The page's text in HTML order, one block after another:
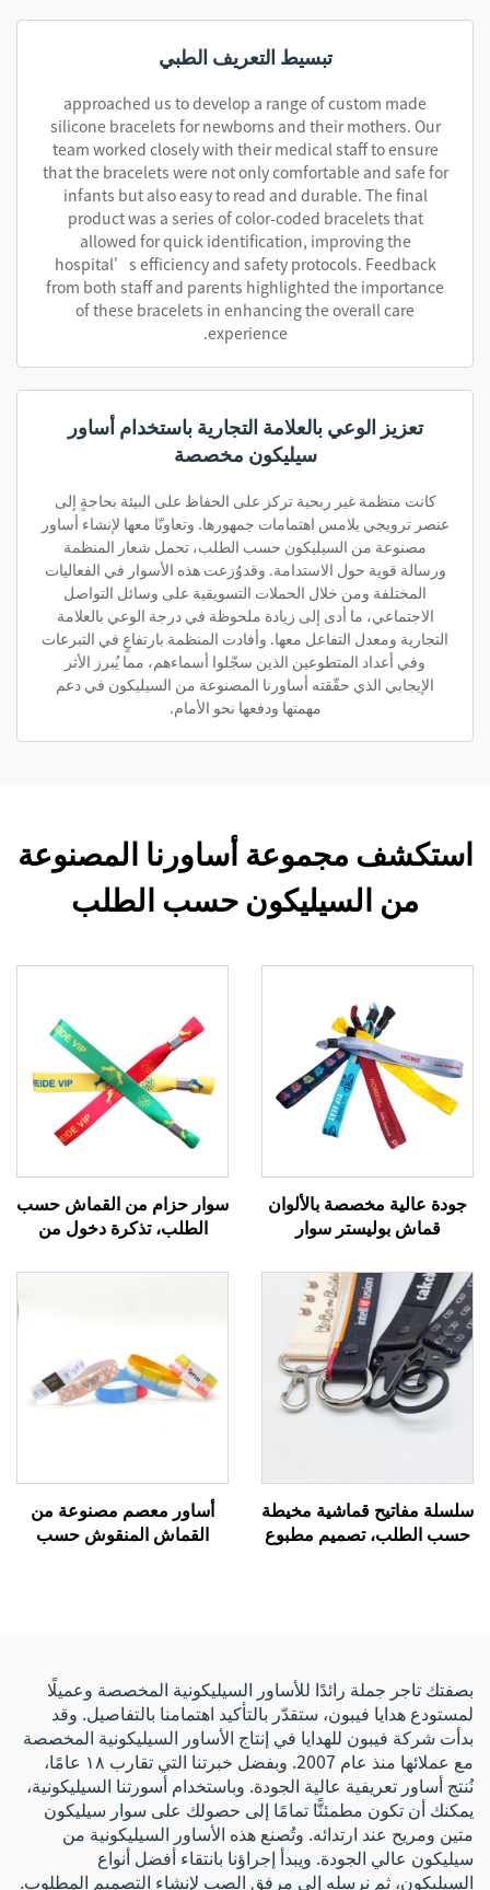
تبسيط التعريف الطبي
approached us to develop a range of custom made
silicone bracelets for newborns and their mothers. Our
team worked closely with their medical staff to ensure
that the bracelets were not only comfortable and safe for
infants but also easy to read and durable. The final
product was a series of color-coded bracelets that
allowed for quick identification, improving the
hospital’s efficiency and safety protocols. Feedback
from both staff and parents highlighted the importance
of these bracelets in enhancing the overall care
experience.
تعزيز الوعي بالعلامة التجارية باستخدام أساور
سيليكون مخصصة
كانت منظمة غير ربحية تركز على الحفاظ على البيئة بحاجةٍ إلى
عنصر ترويجي يلامس اهتمامات جمهورها. وتعاونّا معها لإنشاء أساور
مصنوعة من السيليكون حسب الطلب، تحمل شعار المنظمة
ورسالة قوية حول الاستدامة. وقدوُزعت هذه الأسوار في الفعاليات
المختلفة ومن خلال الحملات التسويقية على وسائل التواصل
الاجتماعي، ما أدى إلى زيادة ملحوظة في درجة الوعي بالعلامة
التجارية ومعدل التفاعل معها. وأفادت المنظمة بارتفاعٍ في التبرعات
وفي أعداد المتطوعين الذين سجّلوا أسماءهم، مما يُبرز الأثر
الإيجابي الذي حقّقته أساورنا المصنوعة من السيليكون في دعم
مهمتها ودفعها نحو الأمام.
استكشف مجموعة أساورنا المصنوعة
من السيليكون حسب الطلب
جودة عالية مخصصة بالألوان
قماش بوليستر سوار
مناسبة لكل الأنشطة
سوار حزام من القماش حسب
الطلب، تذكرة دخول من
يدوية منسوجة، سوار حريري
سلسلة مفاتيح قماشية مخيطة
حسب الطلب، تصميم مطبوع
أساور معصم مصنوعة من
القماش المنقوش حسب
بصفتك تاجر جملة رائدًا للأساور السيليكونية المخصصة وعميلًا
لمستودع هدايا فيبون، ستقدّر بالتأكيد اهتمامنا بالتفاصيل. وقد
بدأت شركة فيبون للهدايا في إنتاج الأساور السيليكونية المخصصة
مع عملائها منذ عام 2007. وبفضل خبرتنا التي تقارب ١٨ عامًا،
نُنتج أساور تعريفية عالية الجودة. وباستخدام أسورتنا السيليكونية،
يمكنك أن تكون مطمئنًّا تمامًا إلى حصولك على سوار سيليكون
متين ومريح عند ارتدائه. وتُصنع هذه الأساور السيليكونية من
سيليكون عالي الجودة. ويبدأ إجراؤنا بانتقاء أفضل أنواع
السيليكون، ثم نرسله إلى مرفق الصب لإنشاء التصميم المطلوب.